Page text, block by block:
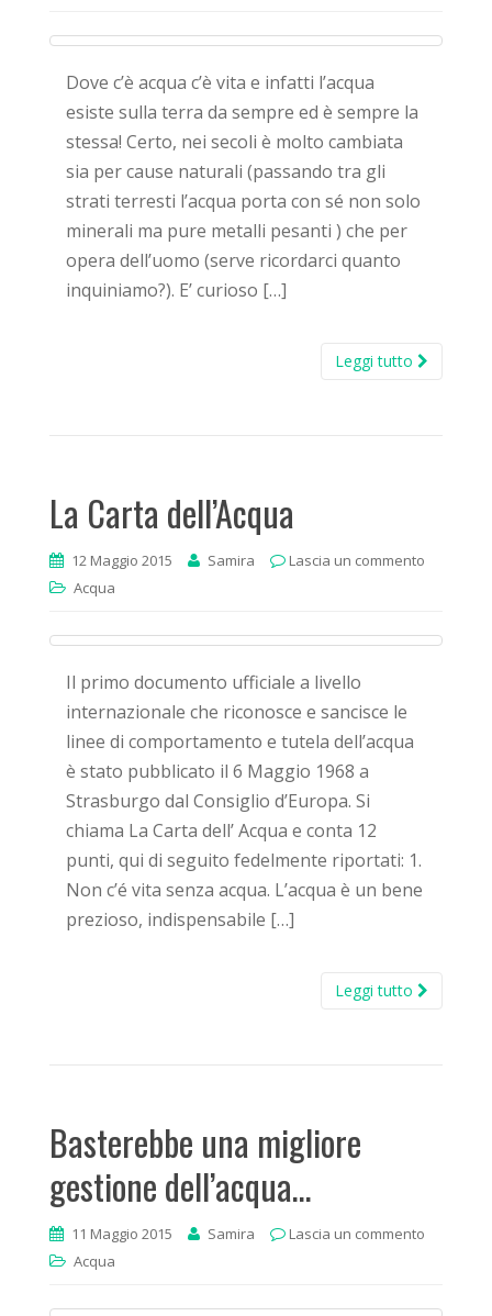
Dove c’è acqua c’è vita e infatti l’acqua
esiste sulla terra da sempre ed è sempre la
stessa! Certo, nei secoli è molto cambiata
sia per cause naturali (passando tra gli
strati terresti l’acqua porta con sé non solo
minerali ma pure metalli pesanti ) che per
opera dell’uomo (serve ricordarci quanto
inquiniamo?). E’ curioso […]
Leggi tutto
La Carta dell’Acqua
12 Maggio 2015 Samira
Lascia un commento
Acqua
Il primo documento ufficiale a livello
internazionale che riconosce e sancisce le
linee di comportamento e tutela dell’acqua
è stato pubblicato il 6 Maggio 1968 a
Strasburgo dal Consiglio d’Europa. Si
chiama La Carta dell’ Acqua e conta 12
punti, qui di seguito fedelmente riportati: 1.
Non c’é vita senza acqua. L’acqua è un bene
prezioso, indispensabile […]
Leggi tutto
Basterebbe una migliore
gestione dell’acqua…
11 Maggio 2015 Samira
Lascia un commento
Acqua